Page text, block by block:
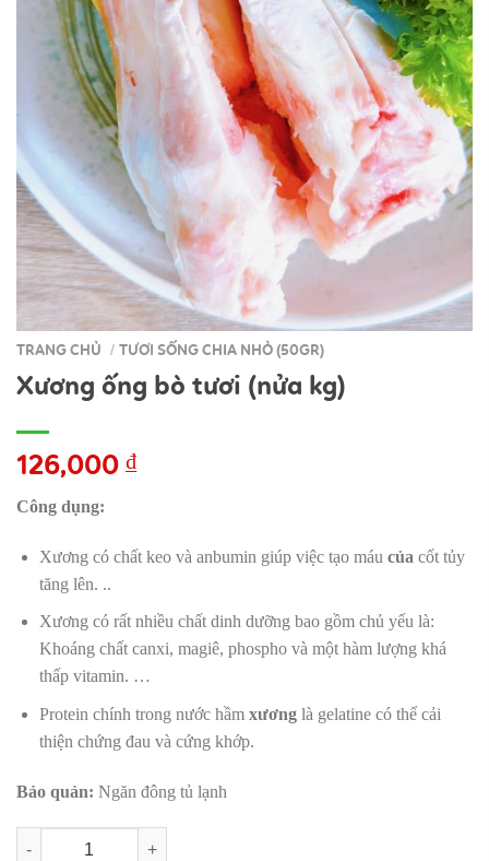
TRANG CHỦ / TƯƠI SỐNG CHIA NHỎ (50GR)
Xương ống bò tươi (nửa kg)
126,000 ₫
Công dụng:
Xương có chất keo và anbumin giúp việc tạo máu của cốt tủy
tăng lên. ..
Xương có rất nhiều chất dinh dưỡng bao gồm chủ yếu là:
Khoáng chất canxi, magiê, phospho và một hàm lượng khá
thấp vitamin. …
Protein chính trong nước hầm xươnglà gelatine có thể cải
thiện chứng đau và cứng khớp.
Bảo quản: Ngăn đông tủ lạnh
Xương ống bò tươi (nửa kg) số lượng